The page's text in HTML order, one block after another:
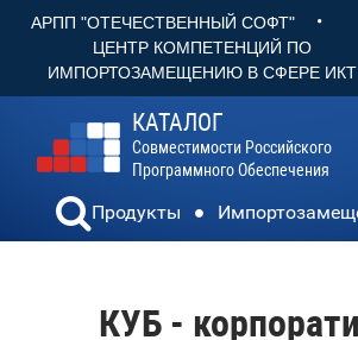
АРПП "ОТЕЧЕСТВЕННЫЙ СОФТ" •
ЦЕНТР КОМПЕТЕНЦИЙ ПО
ИМПОРТОЗАМЕЩЕНИЮ В СФЕРЕ ИКТ
КАТАЛОГ
Совместимости Российского
Программного Обеспечения
Продукты
КУБ -